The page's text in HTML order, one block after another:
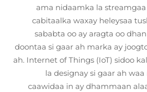
ama nidaamka la
cabitaalka waxay heleysaa
sababta oo ay aragta oo
doontaa si gaar ah marka ay
ah. Internet of Things (IoT) sidoo
la designay si gaar ah
caawidaa in ay dhammaan